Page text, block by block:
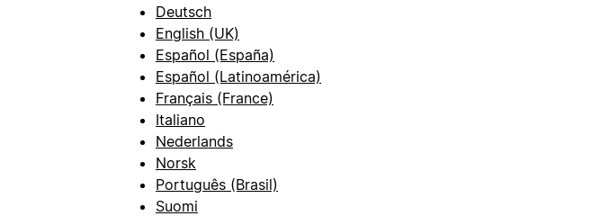
Deutsch
English (UK)
Español (España)
Español (Latinoamérica)
Français (France)
Italiano
Nederlands
Norsk
Português (Brasil)
Suomi